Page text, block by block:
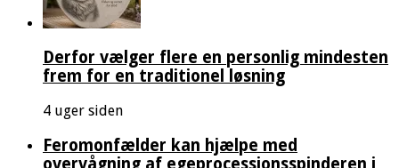
Derfor vælger flere en personlig mindesten
frem for en traditionel løsning
4 uger siden
Feromonfælder kan hjælpe med
overvågning af egeprocessionsspinderen i